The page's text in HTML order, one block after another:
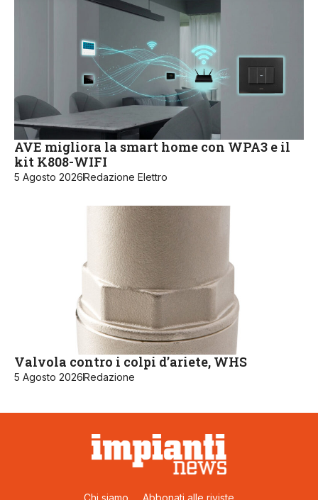
AVE migliora la smart home con WPA3 e il
kit K808-WIFI
5 Agosto 2026Redazione Elettro
Valvola contro i colpi d’ariete, WHS
5 Agosto 2026Redazione
Chi siamo Abbonati alle riviste